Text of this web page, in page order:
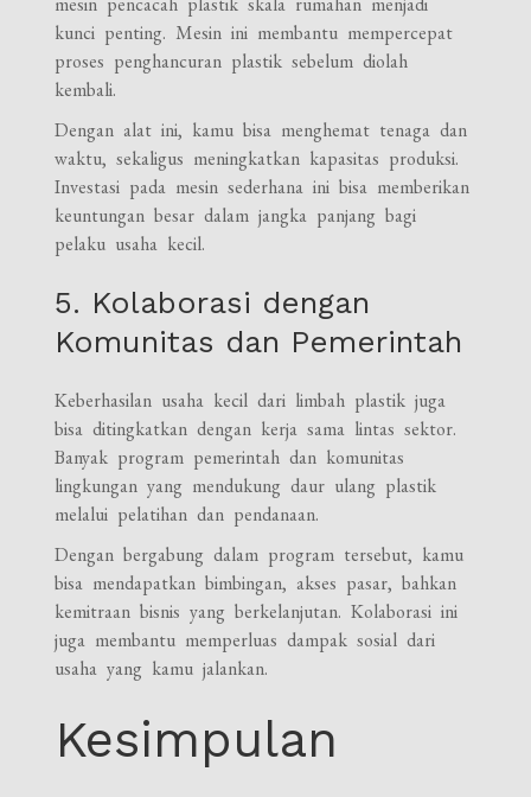
kunci penting. Mesin ini membantu mempercepat
proses penghancuran plastik sebelum diolah
kembali.
Dengan alat ini, kamu bisa menghemat tenaga dan
waktu, sekaligus meningkatkan kapasitas produksi.
Investasi pada mesin sederhana ini bisa memberikan
keuntungan besar dalam jangka panjang bagi
pelaku usaha kecil.
5. Kolaborasi dengan
Komunitas dan Pemerintah
Keberhasilan usaha kecil dari limbah plastik juga
bisa ditingkatkan dengan kerja sama lintas sektor.
Banyak program pemerintah dan komunitas
lingkungan yang mendukung daur ulang plastik
melalui pelatihan dan pendanaan.
Dengan bergabung dalam program tersebut, kamu
bisa mendapatkan bimbingan, akses pasar, bahkan
kemitraan bisnis yang berkelanjutan. Kolaborasi ini
juga membantu memperluas dampak sosial dari
usaha yang kamu jalankan.
Kesimpulan